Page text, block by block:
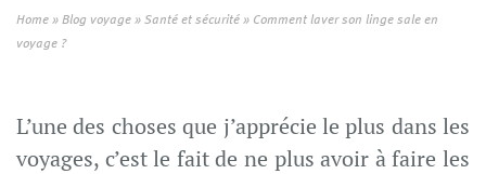
Home » Blog voyage » Santé et sécurité » Comment laver son linge sale en
voyage ?
L’une des choses que j’apprécie le plus dans les
voyages, c’est le fait de ne plus avoir à faire les